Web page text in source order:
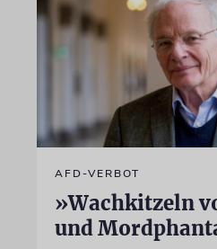
AFD-VERBOT
»Wachkitzeln
und